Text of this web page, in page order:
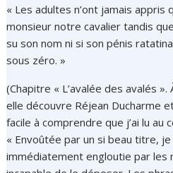
« Les adultes n’ont jamais appris
monsieur notre cavalier tandis
su son nom ni si son pénis
sous zéro. »
(Chapitre « L’avalée des avalés
elle découvre Réjean Ducharme
facile à comprendre que j’ai lu au
« Envoûtée par un si beau titre, je
immédiatement engloutie par les